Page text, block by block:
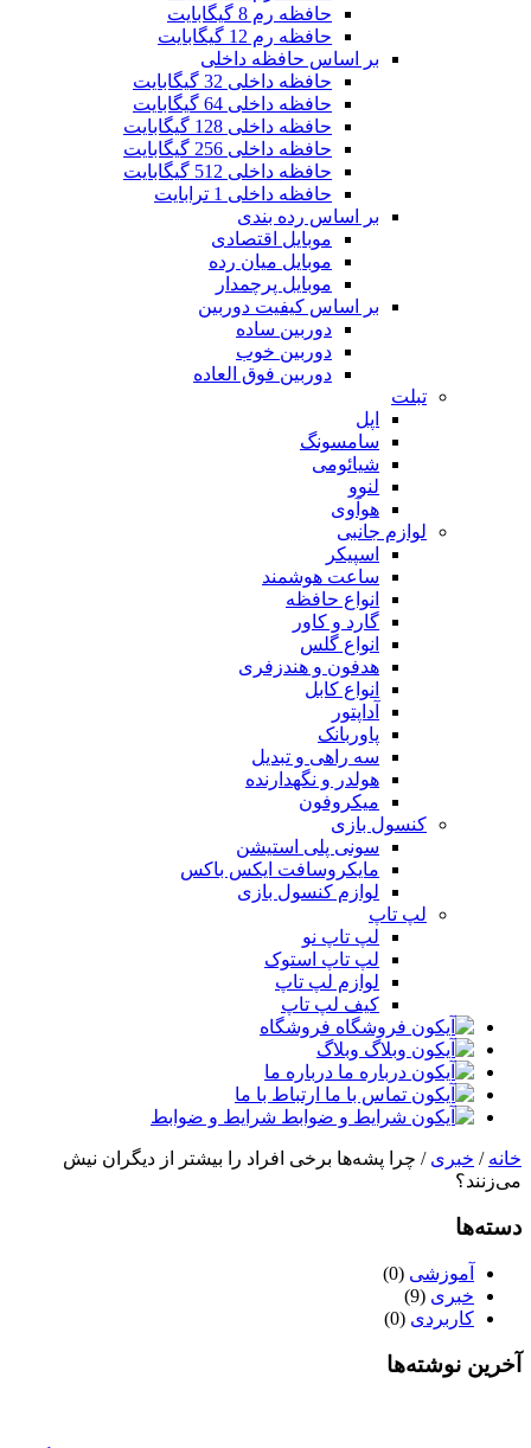
حافظه رم 8 گیگابایت
حافظه رم 12 گیگابایت
بر اساس حافظه داخلی
حافظه داخلی 32 گیگابایت
حافظه داخلی 64 گیگابایت
حافظه داخلی 128 گیگابایت
حافظه داخلی 256 گیگابایت
حافظه داخلی 512 گیگابایت
حافظه داخلی 1 ترابایت
بر اساس رده بندی
موبایل اقتصادی
موبایل میان رده
موبایل پرچمدار
بر اساس کیفیت دوربین
دوربین ساده
دوربین خوب
دوربین فوق العاده
تبلت
اپل
سامسونگ
شیائومی
لنوو
هوآوی
لوازم جانبی
اسپیکر
ساعت هوشمند
انواع حافظه
گارد و کاور
انواع گلس
هدفون و هندزفری
انواع کابل
آداپتور
پاوربانک
سه راهی و تبدیل
هولدر و نگهدارنده
میکروفون
کنسول بازی
سونی پلی استیشن
مایکروسافت ایکس باکس
لوازم کنسول بازی
لپ تاپ
لپ تاپ نو
لپ تاپ استوک
لوازم لپ تاپ
کیف لپ تاپ
فروشگاه
وبلاگ
درباره ما
ارتباط با ما
شرایط و ضوابط
خانه / خبری / چرا پشه‌ها برخی افراد را بیشتر از دیگران نیش
می‌زنند؟
دسته‌ها
آموزشی (0)
خبری (9)
کاربردی (0)
آخرین نوشته‌ها